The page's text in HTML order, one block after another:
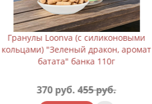
Гранулы Loonva (с силиконовыми
кольцами) "Зеленый дракон, аромат
дыни" банка 110г
370 руб. 455 руб.